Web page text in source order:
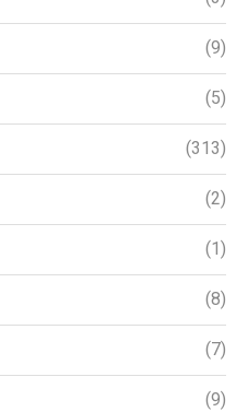
(9)
(5)
(313)
(2)
(1)
(8)
(7)
(9)